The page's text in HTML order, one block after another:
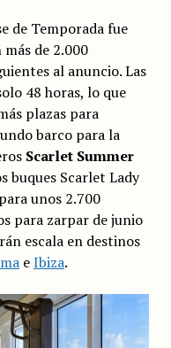
de Temporada fue
de 2.000
al anuncio. Las
48 horas, lo que
plazas para
barco para la
Scarlet Summer
buques Scarlet Lady
unos 2.700
para zarpar de junio
escala en destinos
eIbiza.